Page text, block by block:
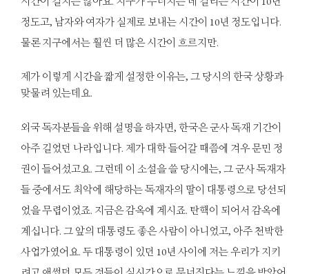
정도고, 남자와 여자가 실제로 보내는 시간이 10년 정도입니다.
물론 지구에서는 훨씬 더 많은 시간이 흐르지만.
제가 이렇게 시간을 짧게 설정한 이유는, 그 당시의 한국 상황과
맞물려 있는데요.
외국 독자분들을 위해 설명을 하자면, 한국은 군사 독재 기간이
아주 길었던 나라입니다. 제가 대학 들어갈 때쯤에 겨우 문민 정
권이 들어섰고요. 그런데 이 소설을 쓸 당시에는, 그 군사 독재자
들 중에서도 최악에 해당하는 독재자의 딸이 대통령으로 당선되
었을 무렵이었죠. 지금은 감옥에 계시죠. 탄핵이 되어서 감옥에
계십니다. 그 앞의 대통령도 좋은 사람이 아니었고, 아주 천박한
사업가였어요. 두 대통령이 있던 10년 사이에 저는 우리가 지키